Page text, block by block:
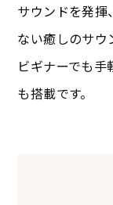
サウンドを発揮
ない癒しのサウ
ビギナーでも
も搭載です。